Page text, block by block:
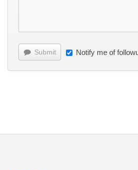
Submit Notify me of